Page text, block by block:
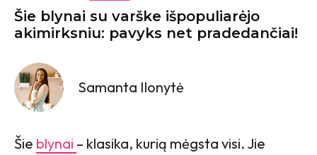
Šie blynai su varške išpopuliarėjo
akimirksniu: pavyks net pradedančiai!
Samanta Ilonytė
Šie blynai – klasika, kurią mėgsta visi. Jie